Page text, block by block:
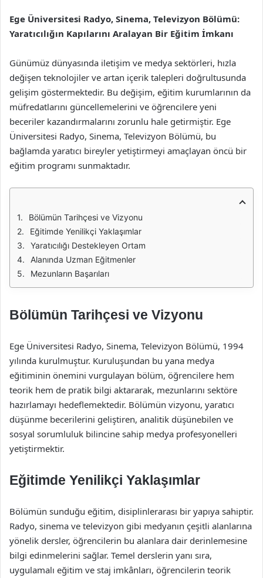
Ege Üniversitesi Radyo, Sinema, Televizyon Bölümü:
Yaratıcılığın Kapılarını Aralayan Bir Eğitim İmkanı
Günümüz dünyasında iletişim ve medya sektörleri, hızla
değişen teknolojiler ve artan içerik talepleri doğrultusunda
gelişim göstermektedir. Bu değişim, eğitim kurumlarının da
müfredatlarını güncellemelerini ve öğrencilere yeni
beceriler kazandırmalarını zorunlu hale getirmiştir. Ege
Üniversitesi Radyo, Sinema, Televizyon Bölümü, bu
bağlamda yaratıcı bireyler yetiştirmeyi amaçlayan öncü bir
eğitim programı sunmaktadır.
Bölümün Tarihçesi ve Vizyonu
Eğitimde Yenilikçi Yaklaşımlar
Yaratıcılığı Destekleyen Ortam
Alanında Uzman Eğitmenler
Mezunların Başarıları
Bölümün Tarihçesi ve Vizyonu
Ege Üniversitesi Radyo, Sinema, Televizyon Bölümü, 1994
yılında kurulmuştur. Kuruluşundan bu yana medya
eğitiminin önemini vurgulayan bölüm, öğrencilere hem
teorik hem de pratik bilgi aktararak, mezunlarını sektöre
hazırlamayı hedeflemektedir. Bölümün vizyonu, yaratıcı
düşünme becerilerini geliştiren, analitik düşünebilen ve
sosyal sorumluluk bilincine sahip medya profesyonelleri
yetiştirmektir.
Eğitimde Yenilikçi Yaklaşımlar
Bölümün sunduğu eğitim, disiplinlerarası bir yapıya sahiptir.
Radyo, sinema ve televizyon gibi medyanın çeşitli alanlarına
yönelik dersler, öğrencilerin bu alanlara dair derinlemesine
bilgi edinmelerini sağlar. Temel derslerin yanı sıra,
uygulamalı eğitim ve staj imkânları, öğrencilerin teorik